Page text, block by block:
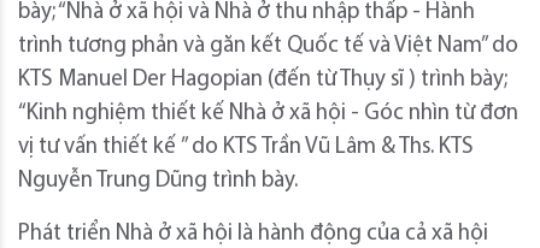
bày; “Nhà ở xã hội và Nhà ở thu nhập thấp - Hành
trình tương phản và găn kết Quốc tế và Việt Nam” do
KTS Manuel Der Hagopian (đến từ Thụy sĩ ) trình bày;
“Kinh nghiệm thiết kế Nhà ở xã hội - Góc nhìn từ đơn
vị tư vấn thiết kế ” do KTS Trần Vũ Lâm & Ths. KTS
Nguyễn Trung Dũng trình bày.
Phát triển Nhà ở xã hội là hành động của cả xã hội